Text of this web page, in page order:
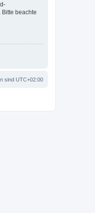
beachte
sind UTC+02:00